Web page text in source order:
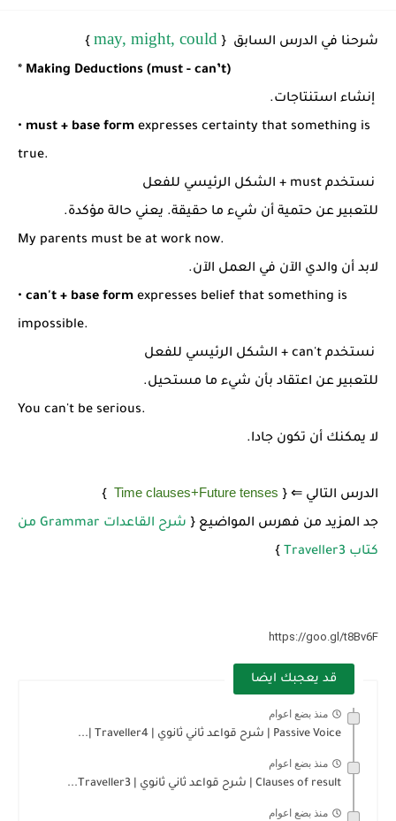
شرحنا في الدرس السابق { may, might, could
}
* Making Deductions (must - can’t)
إنشاء استنتاجات.
• must + base form expresses certainty that something is
true.
نستخدم must + الشكل الرئيسي للفعل
للتعبير عن حتمية أن شيء ما حقيقة. يعني حالة مؤكدة.
My parents must be at work now.
لابد أن والدي الآن في العمل الآن.
• can't + base form expresses belief that something is
impossible.
نستخدم can't + الشكل الرئيسي للفعل
للتعبير عن اعتقاد بأن شيء ما مستحيل.
You can't be serious.
لا يمكنك أن تكون جادا.
الدرس التالي ⇐ { Time clauses+Future tenses
}
جد المزيد من فهرس المواضيع {
شرح القاعدات Grammar من
كتاب Traveller3
}
https://goo.gl/t8Bv6F
قد يعجبك ايضا
منذ بضع اعوام
Passive Voice | شرح قواعد ثاني ثانوي | Traveller4 |...
منذ بضع اعوام
Clauses of result | شرح قواعد ثاني ثانوي | Traveller3...
منذ بضع اعوام